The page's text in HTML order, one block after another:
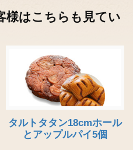
様はこちらも見てい
タルトタタン18cmホール
とアップルパイ5個